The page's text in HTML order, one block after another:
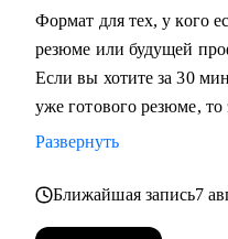
• Руководителям бизнеса:
команды, консультация
продуктовой культуры и
достижения целей.
• Тем, кто недавно стал
сжигать команду, как
заказчиками и
Формат для тех, у кого
резюме или будущей
Если вы хотите за 30
уже готового резюме,
Развернуть
Ближайшая запись7